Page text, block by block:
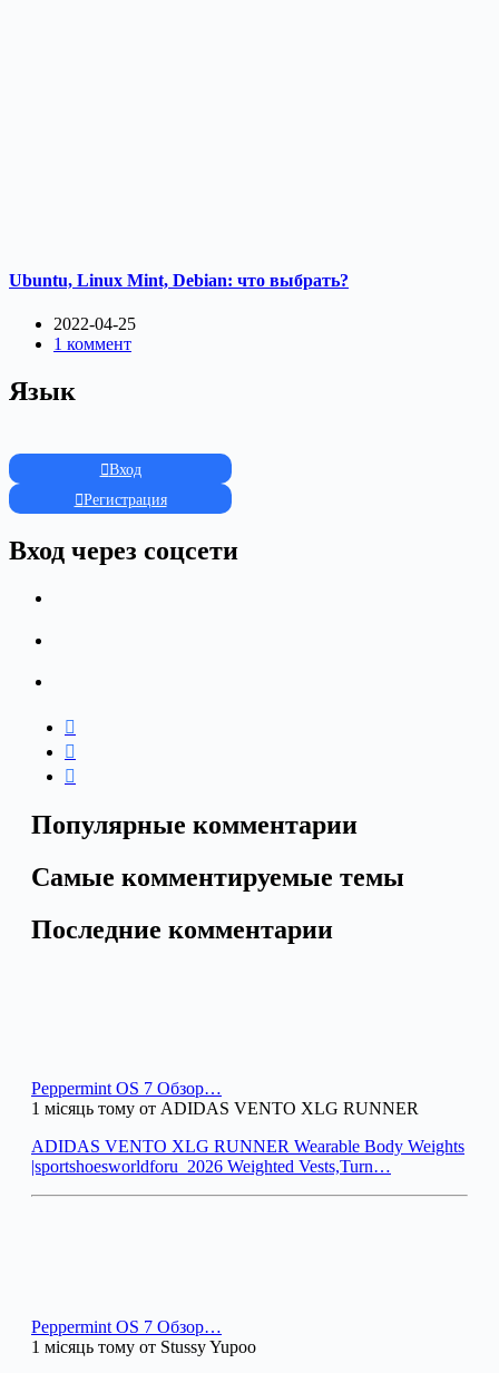
Ubuntu, Linux Mint, Debian: что выбрать?
2022-04-25
1 коммент
Язык
Вход
Регистрация
Вход через соцсети
Популярные комментарии
Самые комментируемые темы
Последние комментарии
Peppermint OS 7 Обзор…
1 місяць тому от ADIDAS VENTO XLG RUNNER
ADIDAS VENTO XLG RUNNER Wearable Body Weights
|sportshoesworldforu_2026 Weighted Vests,Turn…
Peppermint OS 7 Обзор…
1 місяць тому от Stussy Yupoo